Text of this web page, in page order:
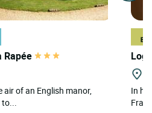
Rapée
of an English manor,
In